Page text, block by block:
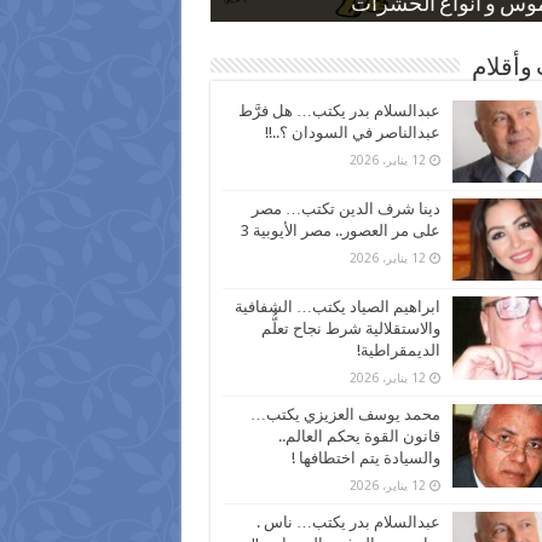
و أنواع الحشرات
بعد ارتفاع الأسعار
نسبة الطلاق في مصر
كاركاتيرية
كاركاتيرية
وأقلام
عبدالسلام بدر يكتب… هل فرَّط
عبدالناصر في السودان ؟..!!
12 يناير، 2026
دينا شرف الدين تكتب… مصر
على مر العصور.. مصر الأيوبية 3
12 يناير، 2026
ابراهيم الصياد يكتب… الشفافية
والاستقلالية شرط نجاح تعلُّم
الديمقراطية!
12 يناير، 2026
محمد يوسف العزيزي يكتب…
قانون القوة يحكم العالم..
والسيادة يتم اختطافها !
12 يناير، 2026
عبدالسلام بدر يكتب… ناس .